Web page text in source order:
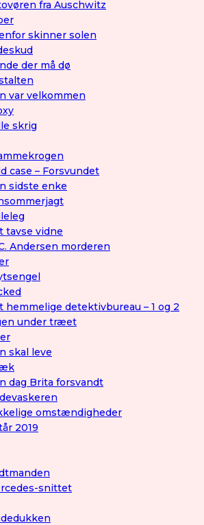
fra Auschwitz
skinner solen
der må dø
var velkommen
skrig
case – Forsvundet
sidste enke
tavse vidne
Andersen morderen
hemmelige detektivbureau – 1 og 2
under træet
skal leve
dag Brita forsvandt
omstændigheder
2019
snittet